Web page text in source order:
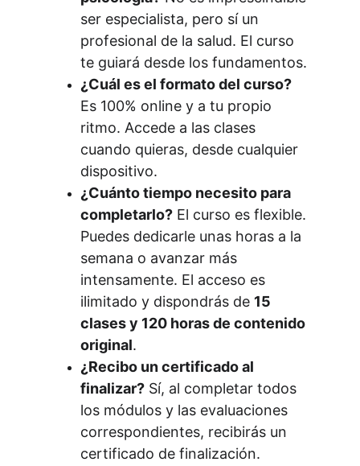
ser especialista, pero sí un
profesional de la salud. El curso
te guiará desde los fundamentos.
¿Cuál es el formato del curso?
Es 100% online y a tu propio
ritmo. Accede a las clases
cuando quieras, desde cualquier
dispositivo.
¿Cuánto tiempo necesito para
completarlo? El curso es flexible.
Puedes dedicarle unas horas a la
semana o avanzar más
intensamente. El acceso es
ilimitado y dispondrás de 15
clases y 120 horas de contenido
original.
¿Recibo un certificado al
finalizar? Sí, al completar todos
los módulos y las evaluaciones
correspondientes, recibirás un
certificado de finalización.